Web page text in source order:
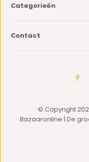
Categorieën
Contact
© Copyright
Bazaaronline | De